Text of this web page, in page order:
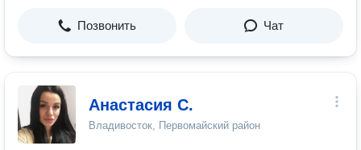
Позвонить Чат
Анастасия С.
Владивосток, Первомайский район